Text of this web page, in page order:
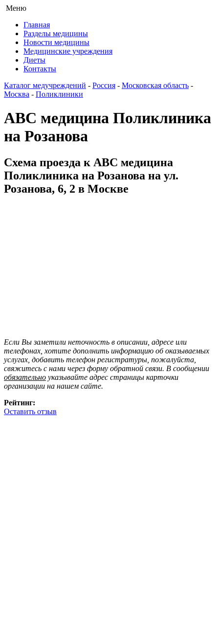
Меню
Главная
Разделы медицины
Новости медицины
Медицинские учреждения
Диеты
Контакты
Каталог медучреждений - Россия - Московская область -
Москва - Поликлиники
АВС медицина Поликлиника
на Розанова
Схема проезда к АВС медицина
Поликлиника на Розанова на ул.
Розанова, 6, 2 в Москве
Если Вы заметили неточность в описании, адресе или
телефонах, хотите дополнить информацию об оказываемых
услугах, добавить телефон регистратуры, пожалуйста,
свяжитесь с нами через форму обратной связи. В сообщении
обязательно указывайте адрес страницы карточки
организации на нашем сайте.
Рейтинг:
Оставить отзыв